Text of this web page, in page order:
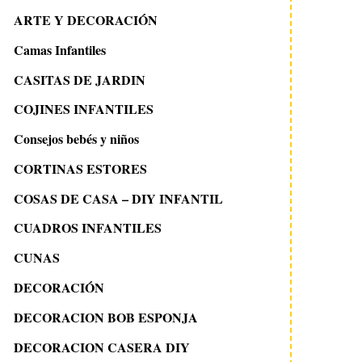
ARTE Y DECORACIÓN
Camas Infantiles
CASITAS DE JARDIN
COJINES INFANTILES
Consejos bebés y niños
CORTINAS ESTORES
COSAS DE CASA – DIY INFANTIL
CUADROS INFANTILES
CUNAS
DECORACIÓN
DECORACION BOB ESPONJA
DECORACION CASERA DIY